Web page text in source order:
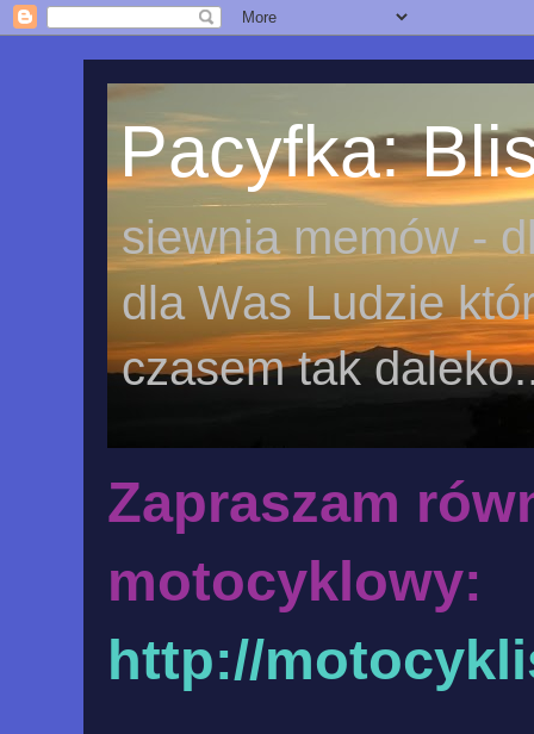
Pacyfka:
siewnia memów -
dla Was Ludzie
czasem tak
Zapraszam
motocyklowy:
http://